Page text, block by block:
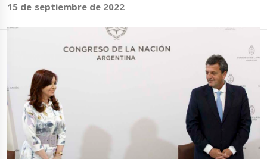
15 de septiembre de 2022